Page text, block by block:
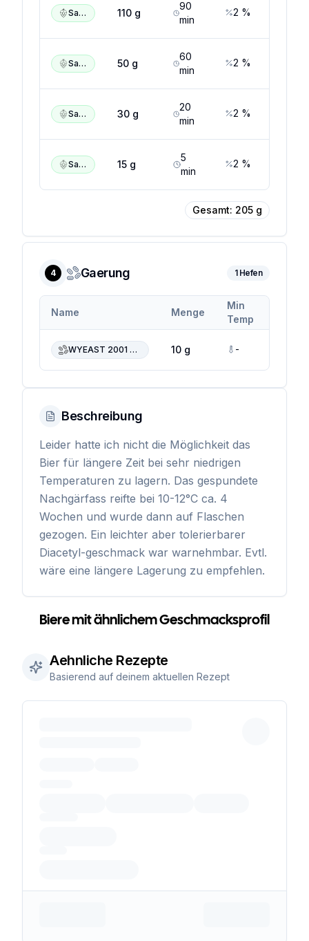
Saazer 110 g
90
min
2 %
Saazer 50 g
60
min
2 %
Saazer 30 g
20
min
2 %
Saazer 15 g
5
min
2 %
Gesamt: 205 g
4 Gaerung 1Hefen
Name Menge
Min
Temp
WYEAST 2001 Urquell Lager 10 g -
Beschreibung
Leider hatte ich nicht die Möglichkeit das
Bier für längere Zeit bei sehr niedrigen
Temperaturen zu lagern. Das gespundete
Nachgärfass reifte bei 10-12°C ca. 4
Wochen und wurde dann auf Flaschen
gezogen. Ein leichter aber tolerierbarer
Diacetyl-geschmack war warnehmbar. Evtl.
wäre eine längere Lagerung zu empfehlen.
Biere mit ähnlichem Geschmacksprofil
Aehnliche Rezepte
Basierend auf deinem aktuellen Rezept